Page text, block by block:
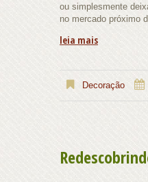
ou simplesmente
no mercado próximo
leia mais
Decoração